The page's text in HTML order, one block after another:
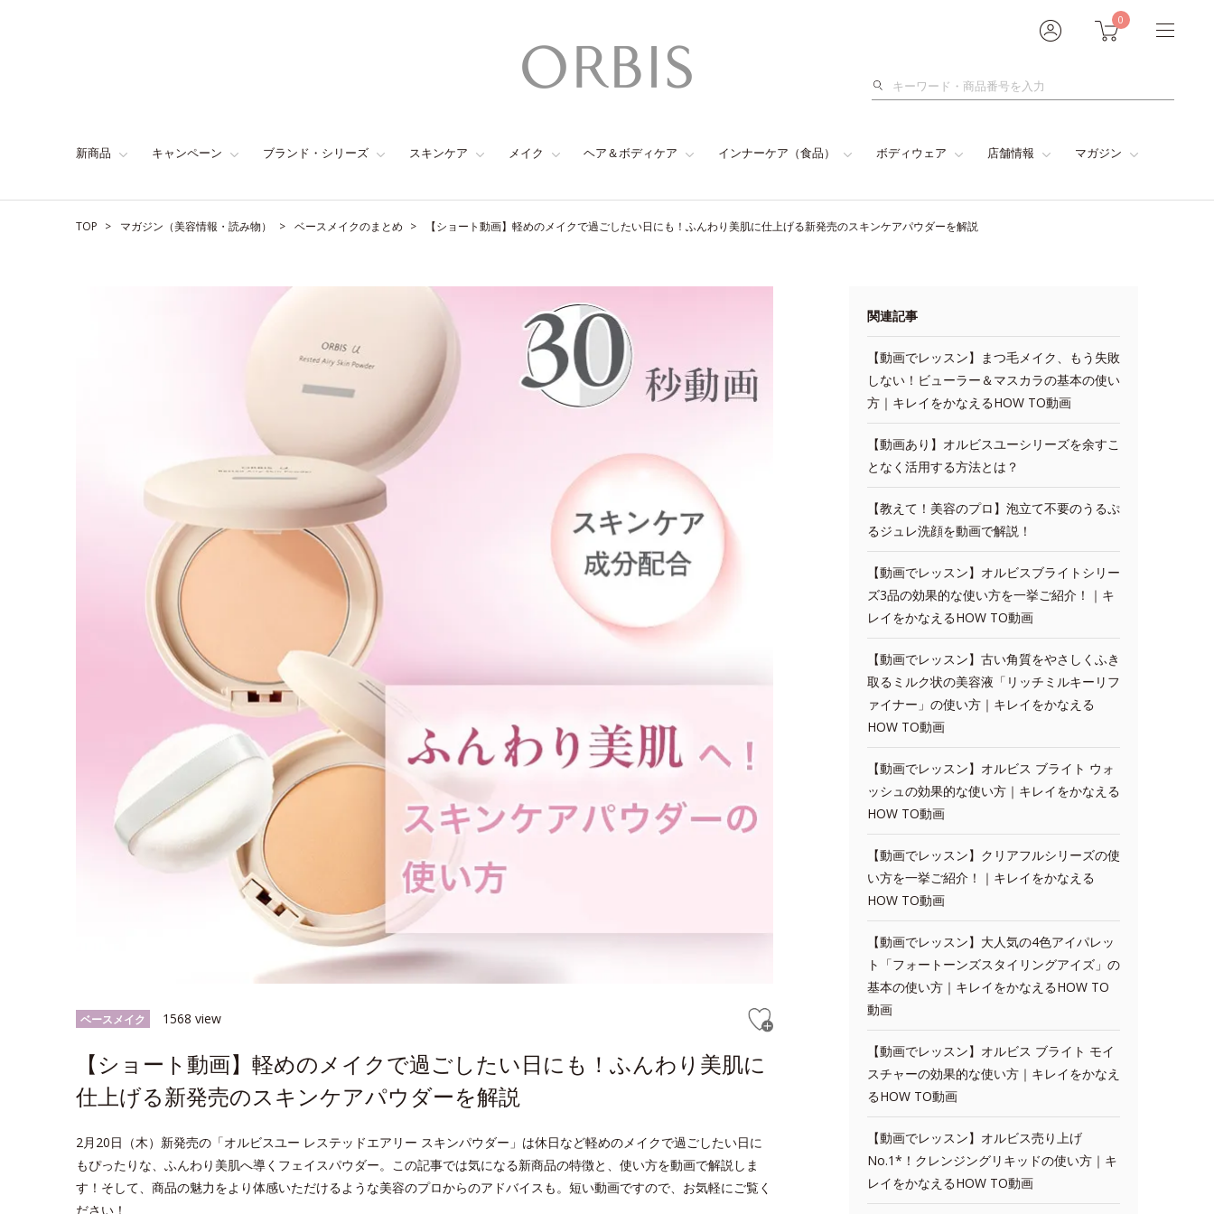
0
検
新商品 キャンペーン ブランド・シリーズ スキンケア メイク ヘア＆ボディケア インナーケア（食品） ボディウェア 店舗情報 マガジン
TOP マガジン（美容情報・読み物） ベースメイクのまとめ 【ショート動画】軽めのメイクで過ごしたい日にも！ふんわり美肌に仕上げる新発売のスキンケアパウダーを解説
ベースメイク 1568 view
【ショート動画】軽めのメイクで過ごしたい日にも！ふんわり美肌に
仕上げる新発売のスキンケアパウダーを解説
2月20日（木）新発売の「オルビスユー レステッドエアリー スキンパウダー」は休日など軽めのメイクで過ごしたい日に
もぴったりな、ふんわり美肌へ導くフェイスパウダー。この記事では気になる新商品の特徴と、使い方を動画で解説しま
す！そして、商品の魅力をより体感いただけるような美容のプロからのアドバイスも。短い動画ですので、お気軽にご覧く
ださい！
関連記事
【動画でレッスン】まつ毛メイク、もう失敗
しない！ビューラー＆マスカラの基本の使い
方｜キレイをかなえるHOW TO動画
【動画あり】オルビスユーシリーズを余すこ
となく活用する方法とは？
【教えて！美容のプロ】泡立て不要のうるぷ
るジュレ洗顔を動画で解説！
【動画でレッスン】オルビスブライトシリー
ズ3品の効果的な使い方を一挙ご紹介！｜キ
レイをかなえるHOW TO動画
【動画でレッスン】古い角質をやさしくふき
取るミルク状の美容液「リッチミルキーリフ
ァイナー」の使い方｜キレイをかなえる
HOW TO動画
【動画でレッスン】オルビス ブライト ウォ
ッシュの効果的な使い方｜キレイをかなえる
HOW TO動画
【動画でレッスン】クリアフルシリーズの使
い方を一挙ご紹介！｜キレイをかなえる
HOW TO動画
【動画でレッスン】大人気の4色アイパレッ
ト「フォートーンズスタイリングアイズ」の
基本の使い方｜キレイをかなえるHOW TO
動画
【動画でレッスン】オルビス ブライト モイ
スチャーの効果的な使い方｜キレイをかなえ
るHOW TO動画
【動画でレッスン】オルビス売り上げ
No.1*！クレンジングリキッドの使い方｜キ
レイをかなえるHOW TO動画